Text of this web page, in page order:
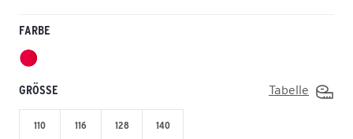
FARBE
GRÖSSE Tabelle
110 116 128 140